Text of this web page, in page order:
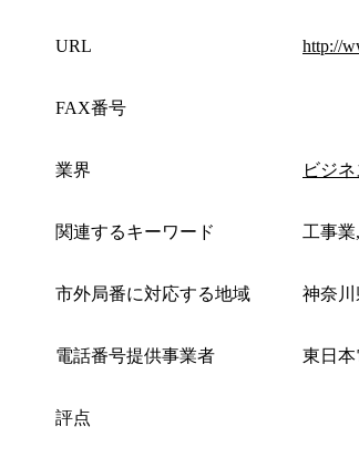
URL http://
FAX番号
業界 ビジネ
関連するキーワード 工事
市外局番に対応する地域 神奈
電話番号提供事業者 東日
評点